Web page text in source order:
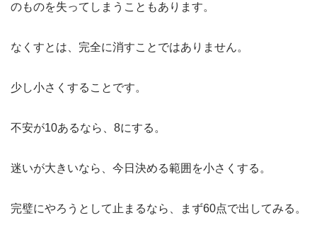
のものを失ってしまうこともあります。
なくすとは、完全に消すことではありません。
少し小さくすることです。
不安が10あるなら、8にする。
迷いが大きいなら、今日決める範囲を小さくする。
完璧にやろうとして止まるなら、まず60点で出してみる。